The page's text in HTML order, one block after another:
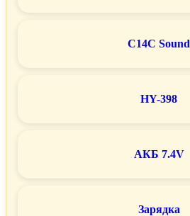
C14C Sound
HY-398
АКБ 7.4V
Зарядка